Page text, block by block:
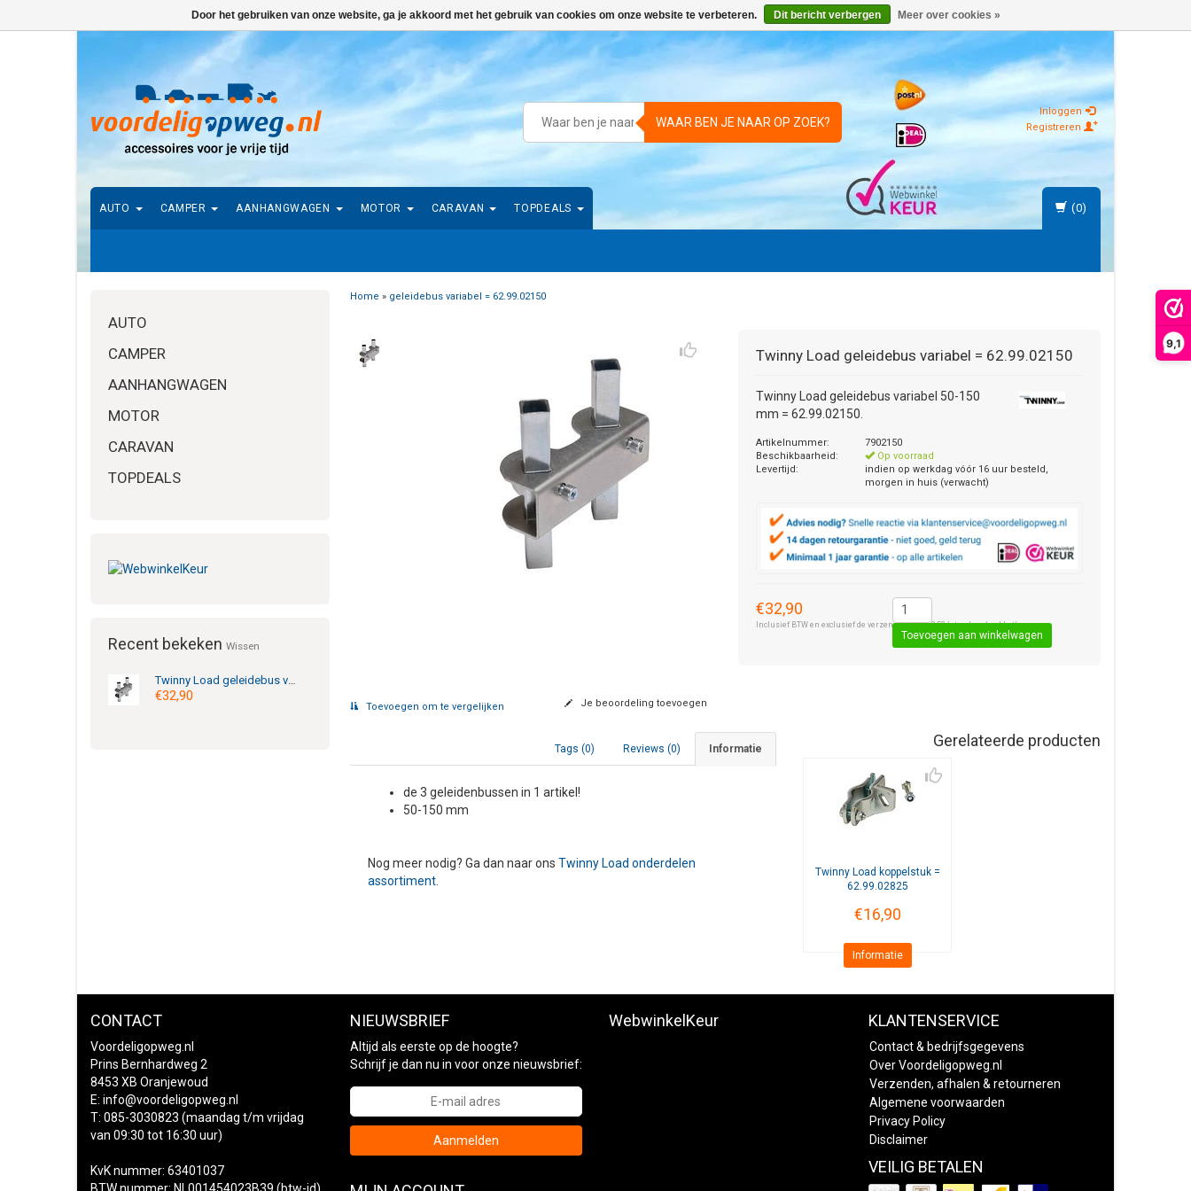
9,1
WAAR BEN JE NAAR OP ZOEK?
Inloggen
Registreren
AUTO CAMPER AANHANGWAGEN MOTOR CARAVAN TOPDEALS (0)
AUTO
CAMPER
AANHANGWAGEN
MOTOR
CARAVAN
TOPDEALS
Recent bekeken Wissen
Twinny Load geleidebus variabel = 62.99.02150
€32,90
Home » geleidebus variabel = 62.99.02150
Twinny Load geleidebus variabel = 62.99.02150
Twinny Load geleidebus variabel 50-150
mm = 62.99.02150.
Artikelnummer:
7902150
Beschikbaarheid:
Op voorraad
Levertijd:
indien op werkdag vóór 16 uur besteld,
morgen in huis (verwacht)
€32,90
Inclusief BTW en exclusief de verzendkosten € 8,50 (standaard pakket).
Toevoegen om te vergelijken Je beoordeling toevoegen
Informatie
Reviews (0)
Tags (0)
de 3 geleidenbussen in 1 artikel!
50-150 mm
Nog meer nodig? Ga dan naar ons Twinny Load onderdelen
assortiment.
Gerelateerde producten
Twinny Load koppelstuk =
62.99.02825
€16,90
Informatie
CONTACT
Voordeligopweg.nl
Prins Bernhardweg 2
8453 XB Oranjewoud
E: info@voordeligopweg.nl
T: 085-3030823 (maandag t/m vrijdag
van 09:30 tot 16:30 uur)
KvK nummer: 63401037
BTW nummer: NL001454023B39 (btw-id)
NIEUWSBRIEF
Altijd als eerste op de hoogte?
Schrijf je dan nu in voor onze nieuwsbrief:
Aanmelden
WebwinkelKeur KLANTENSERVICE
Contact & bedrijfsgegevens
Over Voordeligopweg.nl
Verzenden, afhalen & retourneren
Algemene voorwaarden
Privacy Policy
Disclaimer
VEILIG BETALEN
Door het gebruiken van onze website, ga je akkoord met het gebruik van cookies om onze website te verbeteren. Dit bericht verbergen Meer over cookies »